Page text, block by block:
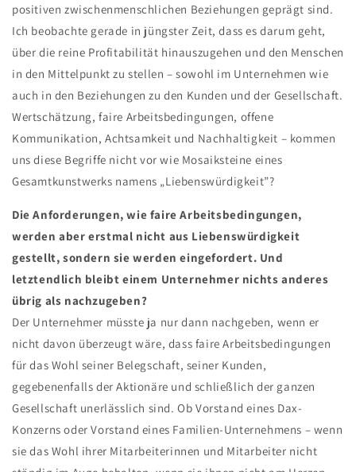
positiven zwischenmenschlichen Beziehungen geprägt sind.
Ich beobachte gerade in jüngster Zeit, dass es darum geht,
über die reine Profitabilität hinauszugehen und den Menschen
in den Mittelpunkt zu stellen – sowohl im Unternehmen wie
auch in den Beziehungen zu den Kunden und der Gesellschaft.
Wertschätzung, faire Arbeitsbedingungen, offene
Kommunikation, Achtsamkeit und Nachhaltigkeit – kommen
uns diese Begriffe nicht vor wie Mosaiksteine eines
Gesamtkunstwerks namens „Liebenswürdigkeit”?
Die Anforderungen, wie faire Arbeitsbedingungen,
werden aber erstmal nicht aus Liebenswürdigkeit
gestellt, sondern sie werden eingefordert. Und
letztendlich bleibt einem Unternehmer nichts anderes
übrig als nachzugeben?
Der Unternehmer müsste ja nur dann nachgeben, wenn er
nicht davon überzeugt wäre, dass faire Arbeitsbedingungen
für das Wohl seiner Belegschaft, seiner Kunden,
gegebenenfalls der Aktionäre und schließlich der ganzen
Gesellschaft unerlässlich sind. Ob Vorstand eines Dax-
Konzerns oder Vorstand eines Familien-Unternehmens – wenn
sie das Wohl ihrer Mitarbeiterinnen und Mitarbeiter nicht